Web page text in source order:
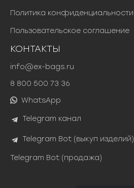
Политика конфиденциальности
Пользовательское соглашение
КОНТАКТЫ
info@ex-bags.ru
8 800 500 73 36
WhatsApp
Telegram канал
Telegram Bot (выкуп изделий)
Telegram Bot (продажа)